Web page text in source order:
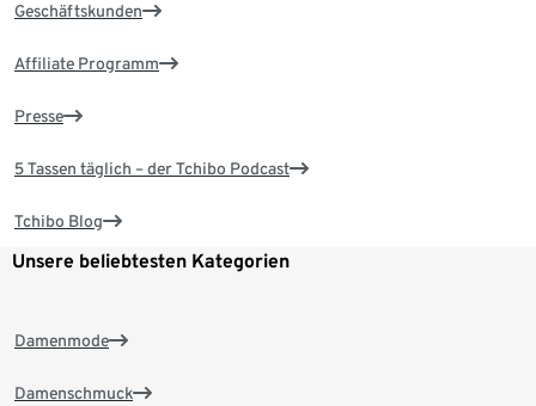
Geschäftskunden
Affiliate Programm
Presse
5 Tassen täglich – der Tchibo Podcast
Tchibo Blog
Unsere beliebtesten Kategorien
Damenmode
Damenschmuck